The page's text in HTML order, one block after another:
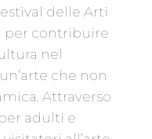
delle Arti
per contribuire
nel
che non
Attraverso
adulti e